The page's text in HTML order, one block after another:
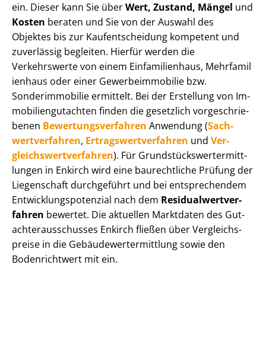
ein. Dieser kann Sie überWert, Zustand, Mängel und
Kosten beraten und Sie von der Auswahl des
Objektes bis zur Kauf­ent­schei­dung kompetent und
zuverlässig begleiten. Hierfür werden die
Verkehrswerte von einem Einfamilienhaus, Mehr­fa­mi­l
i­en­haus oder einer Ge­wer­be­im­mo­bi­lie bzw.
Sonderimmobilie ermittelt. Bei der Erstellung von Im­
mo­bi­li­en­gut­ach­ten finden die gesetzlich vor­ge­schrie­
be­nen Be­wer­tungs­ver­fah­ren Anwendung (Sach­
wert­ver­fah­ren, Er­trags­wert­ver­fah­ren und Ver­
gleichs­wert­ver­fah­ren). Für Grund­stücks­wert­ermitt­
lun­gen in Enkirch wird eine baurechtliche Prüfung der
Liegenschaft durchgeführt und bei entsprechendem
Ent­wick­lungs­po­ten­zi­al nach dem Re­si­du­al­wert­ver­
fah­ren bewertet. Die aktuellen Marktdaten des Gut­
ach­ter­aus­schus­ses Enkirch fließen über Ver­gleichs­
prei­se in die Ge­bäu­de­wert­ermitt­lung sowie den
Bodenrichtwert mit ein.